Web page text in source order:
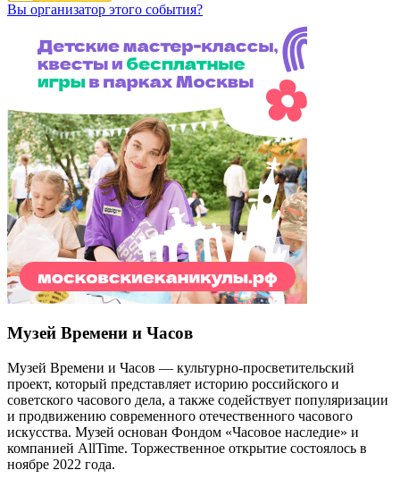
Вы организатор этого события?
Музей Времени и Часов
Музей Времени и Часов — культурно-просветительский
проект, который представляет историю российского и
советского часового дела, а также содействует популяризации
и продвижению современного отечественного часового
искусства. Музей основан Фондом «Часовое наследие» и
компанией AllTime. Торжественное открытие состоялось в
ноябре 2022 года.